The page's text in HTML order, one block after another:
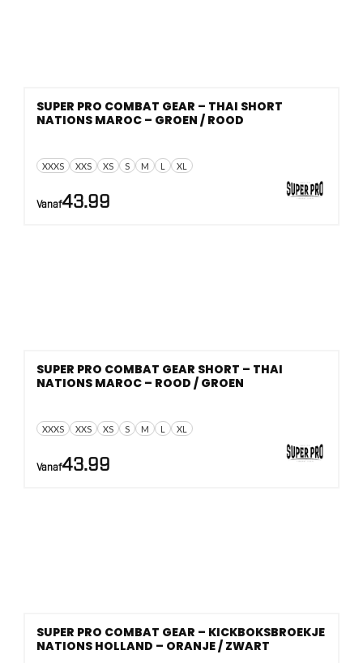
XXXS XXS XS S M L XL
SUPER PRO COMBAT GEAR – THAI SHORT
NATIONS MAROC – GROEN / ROOD
Vanaf43.99
XXXS XXS XS S M L XL
SUPER PRO COMBAT GEAR SHORT – THAI
NATIONS MAROC – ROOD / GROEN
Vanaf43.99
SUPER PRO COMBAT GEAR – KICKBOKSBROEKJE
NATIONS HOLLAND – ORANJE / ZWART